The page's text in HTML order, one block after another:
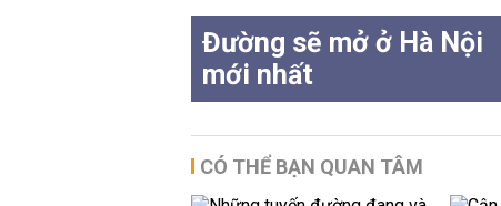
Đường sẽ mở ở Hà Nội
mới nhất
CÓ THỂ BẠN QUAN TÂM